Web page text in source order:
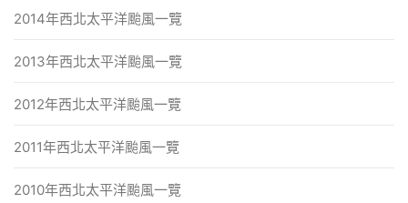
2014年西北太平洋颱風一覽
2013年西北太平洋颱風一覽
2012年西北太平洋颱風一覽
2011年西北太平洋颱風一覽
2010年西北太平洋颱風一覽